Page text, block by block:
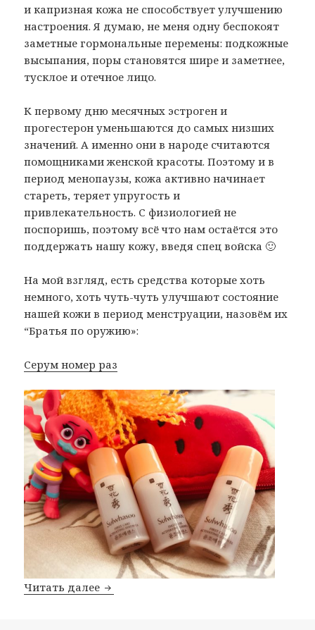
и капризная кожа не способствует улучшению
настроения. Я думаю, не меня одну беспокоят
заметные гормональные перемены: подкожные
высыпания, поры становятся шире и заметнее,
тусклое и отечное лицо.
К первому дню месячных эстроген и
прогестерон уменьшаются до самых низших
значений. А именно они в народе считаются
помощниками женской красоты. Поэтому и в
период менопаузы, кожа активно начинает
стареть, теряет упругость и
привлекательность. С физиологией не
поспоришь, поэтому всё что нам остаётся это
поддержать нашу кожу, введя спец войска 🙂
На мой взгляд, есть средства которые хоть
немного, хоть чуть-чуть улучшают состояние
нашей кожи в период менструации, назовём их
“Братья по оружию»:
Серум номер раз
Читать далее Уход за кожей лица во время